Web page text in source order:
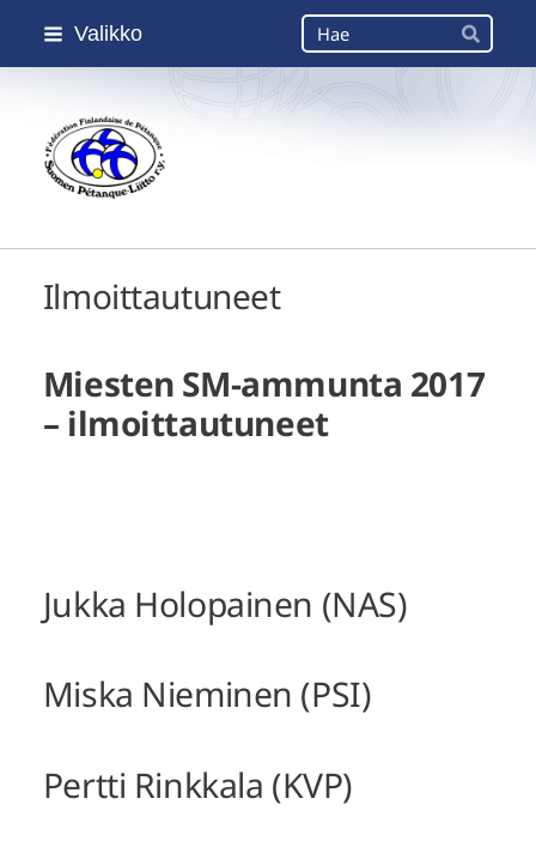
Siirry
Valikko Haku
Hae
Suomen Petanque-Liitto
Ilmoittautuneet
Miesten SM-ammunta 2017
– ilmoittautuneet
Jukka Holopainen (NAS)
Miska Nieminen (PSI)
Pertti Rinkkala (KVP)